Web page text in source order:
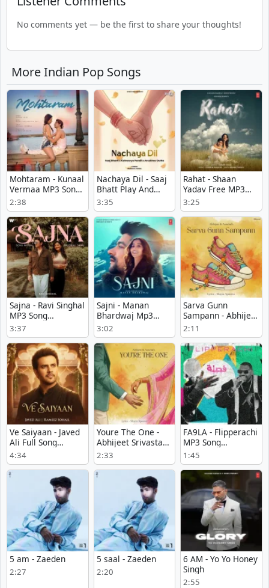
No comments yet — be the first to share your thoughts!
More Indian Pop Songs
Mohtaram - Kunaal
Vermaa MP3 Song
Download
2:38
Nachaya Dil - Saaj
Bhatt Play And
Download mp3
song
3:35
Rahat - Shaan
Yadav Free MP3
Download
3:25
Sajna - Ravi Singhal
MP3 Song
Download
3:37
Sajni - Manan
Bhardwaj Mp3
Free Download
3:02
Sarva Gunn
Sampann - Abhijeet
Srivastava
Download Mp3
2:11
Ve Saiyaan - Javed
Ali Full Song
Download
4:34
Youre The One -
Abhijeet Srivastava
mp3 song
download
2:33
FA9LA - Flipperachi
MP3 Song
Download
1:45
5 am - Zaeden
2:27
5 saal - Zaeden
2:20
6 AM - Yo Yo Honey
Singh
2:55